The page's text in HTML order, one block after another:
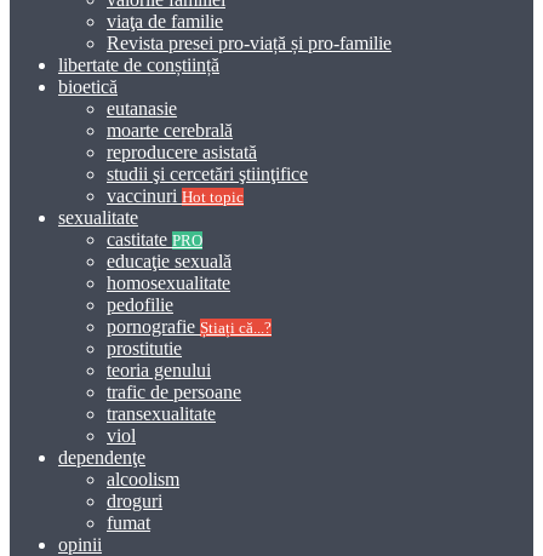
viaţa de familie
Revista presei pro-viață și pro-familie
libertate de conștiință
bioetică
eutanasie
moarte cerebrală
reproducere asistată
studii şi cercetări ştiinţifice
vaccinuri Hot topic
sexualitate
castitate PRO
educaţie sexuală
homosexualitate
pedofilie
pornografie Știați că...?
prostitutie
teoria genului
trafic de persoane
transexualitate
viol
dependenţe
alcoolism
droguri
fumat
opinii